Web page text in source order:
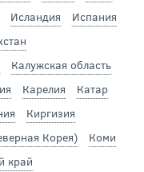
Исландия
Испания
Калужская область
Карелия
Катар
Киргизия
Корея)
Коми
край